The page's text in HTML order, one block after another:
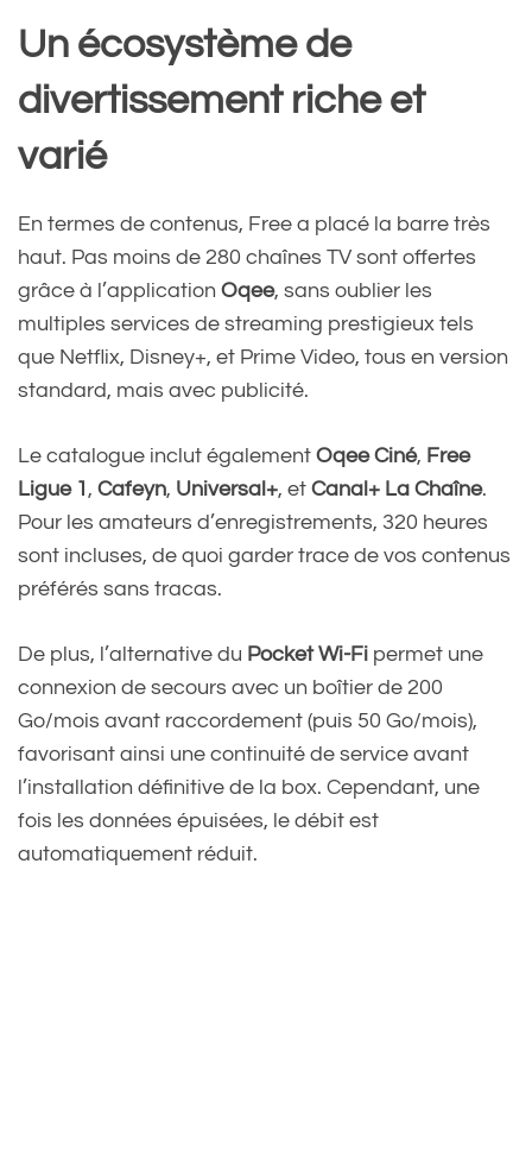
Un écosystème de
divertissement riche et
varié
En termes de contenus, Free a placé la barre très
haut. Pas moins de 280 chaînes TV sont offertes
grâce à l’application Oqee, sans oublier les
multiples services de streaming prestigieux tels
que Netflix, Disney+, et Prime Video, tous en version
standard, mais avec publicité.
Le catalogue inclut également Oqee Ciné, Free
Ligue 1 , Cafeyn, Universal+, et Canal+ La Chaîne.
Pour les amateurs d’enregistrements, 320 heures
sont incluses, de quoi garder trace de vos contenus
préférés sans tracas.
De plus, l’alternative du Pocket Wi-Fi permet une
connexion de secours avec un boîtier de 200
Go/mois avant raccordement (puis 50 Go/mois),
favorisant ainsi une continuité de service avant
l’installation définitive de la box. Cependant, une
fois les données épuisées, le débit est
automatiquement réduit.